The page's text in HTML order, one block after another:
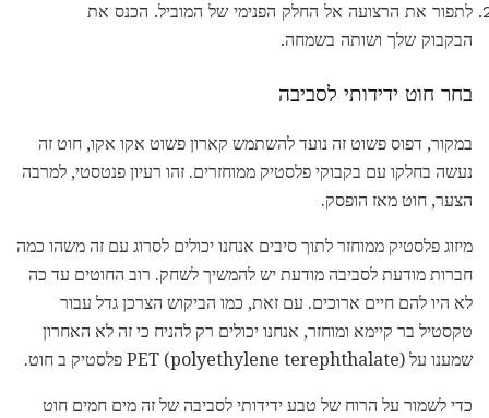
לתפור את הרצועה אל החלק הפנימי של המוביל. הכנס את
הבקבוק שלך ושותה בשמחה.
בחר חוט ידידותי לסביבה
במקור, דפוס פשוט זה נועד להשתמש קארון פשוט אקו אקו, חוט זה
נעשה בחלקו עם בקבוקי פלסטיק ממוחזרים. זהו רעיון פנטסטי, למרבה
הצער, חוט מאז הופסק.
מיזוג פלסטיק ממוחזר לתוך סיבים אנחנו יכולים לסרוג עם זה משהו כמה
חברות מודעת לסביבה מודעת יש להמשיך לשחק. רוב החוטים עד כה
לא היו להם חיים ארוכים. עם זאת, כמו הביקוש הצרכן גדל עבור
טקסטיל בר קיימא ומוחזר, אנחנו יכולים רק להניח כי זה לא האחרון
שמענו על PET (polyethylene terephthalate) פלסטיק ב חוט.
כדי לשמור על הרוח של טבע ידידותי לסביבה של זה מים חמים חוט